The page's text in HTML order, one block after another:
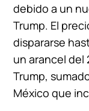
debido a un
Trump. El
dispararse
un arancel del
Trump,
México que